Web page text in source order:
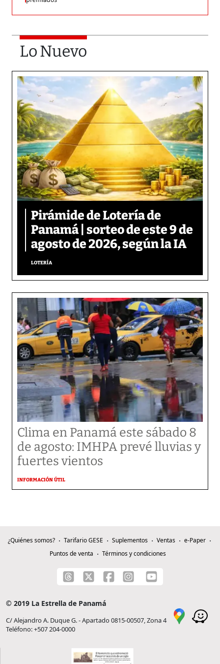
Lo Nuevo
Pirámide de Lotería de
Panamá | sorteo de este 9 de
agosto de 2026, según la IA
LOTERÍA
Clima en Panamá este sábado 8
de agosto: IMHPA prevé lluvias y
fuertes vientos
INFORMACIÓN ÚTIL
¿Quiénes somos? Tarifario GESE Suplementos Ventas
e-Paper
Puntos de venta
Términos y condiciones
© 2019 La Estrella de Panamá
C/ Alejandro A. Duque G. - Apartado 0815-00507, Zona 4
Teléfono: +507 204-0000